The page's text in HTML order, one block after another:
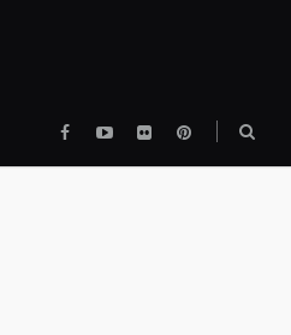
FacebookYouTube
flickr pinterest
ボ